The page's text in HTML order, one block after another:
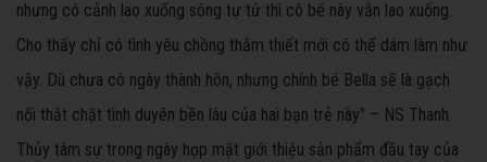
nhưng có cảnh lao xuống sông tự tử thì cô bé này vẫn lao xuống.
Cho thấy chỉ có tình yêu chồng thắm thiết mới có thể dám làm như
vậy. Dù chưa có ngày thành hôn, nhưng chính bé Bella sẽ là gạch
nối thắt chặt tình duyên bền lâu của hai bạn trẻ này" – NS Thanh
Thủy tâm sự trong ngày họp mặt giới thiệu sản phẩm đầu tay của